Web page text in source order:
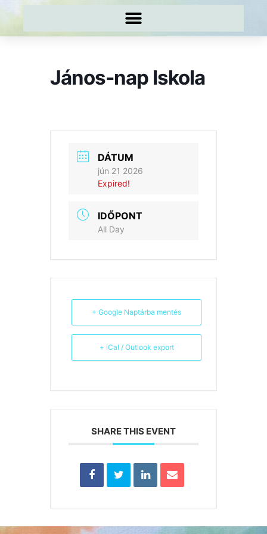
János-nap Iskola
DÁTUM
jún 21 2026
Expired!
IDŐPONT
All Day
+ Google Naptárba mentés
+ iCal / Outlook export
SHARE THIS EVENT